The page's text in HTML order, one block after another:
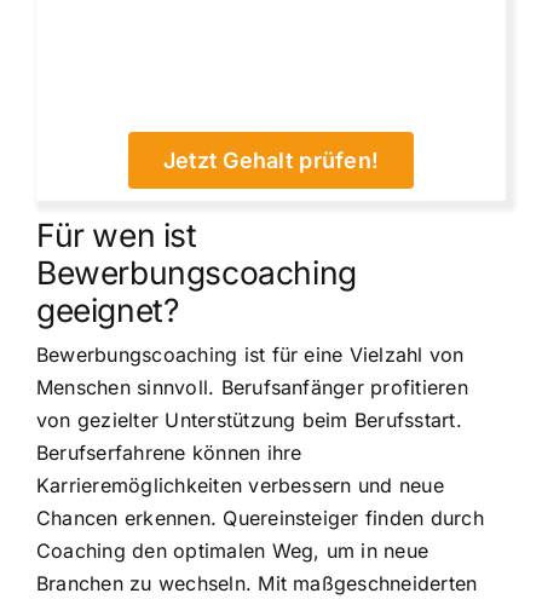
Jetzt Gehalt prüfen!
Für wen ist
Bewerbungscoaching
geeignet?
Bewerbungscoaching ist für eine Vielzahl von
Menschen sinnvoll. Berufsanfänger profitieren
von gezielter Unterstützung beim Berufsstart.
Berufserfahrene können ihre
Karrieremöglichkeiten verbessern und neue
Chancen erkennen. Quereinsteiger finden durch
Coaching den optimalen Weg, um in neue
Branchen zu wechseln. Mit maßgeschneiderten